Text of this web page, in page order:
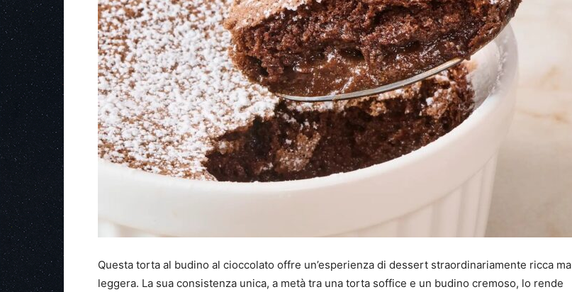
Questa torta al budino al cioccolato offre un’esperienza di dessert straordinariamente ricca ma
leggera. La sua consistenza unica, a metà tra una torta soffice e un budino cremoso, lo rende